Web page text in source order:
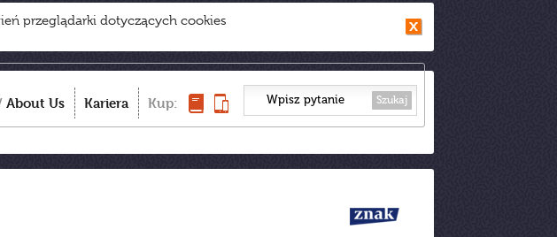
przeglądarki dotyczących cookies
About Us Kariera Kup: Szukaj